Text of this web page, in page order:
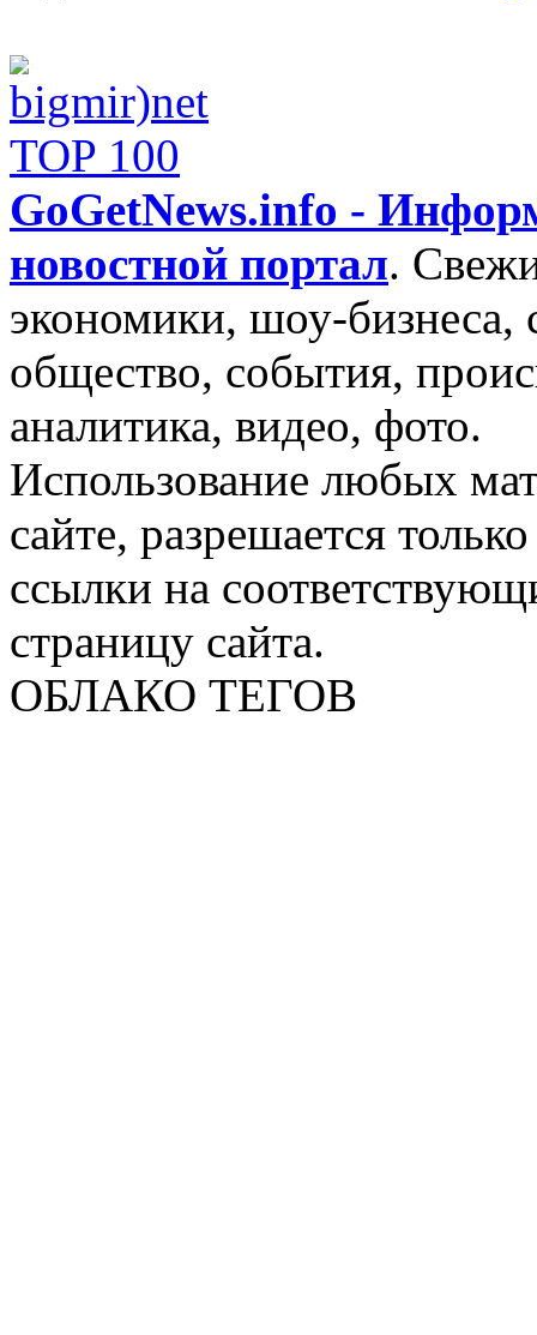
GoGetNews.info -
новостной портал.
экономики, шоу-бизнеса,
общество, события,
аналитика, видео, фото.
Использование любых
сайте, разрешается
ссылки на
страницу сайта.
ОБЛАКО ТЕГОВ